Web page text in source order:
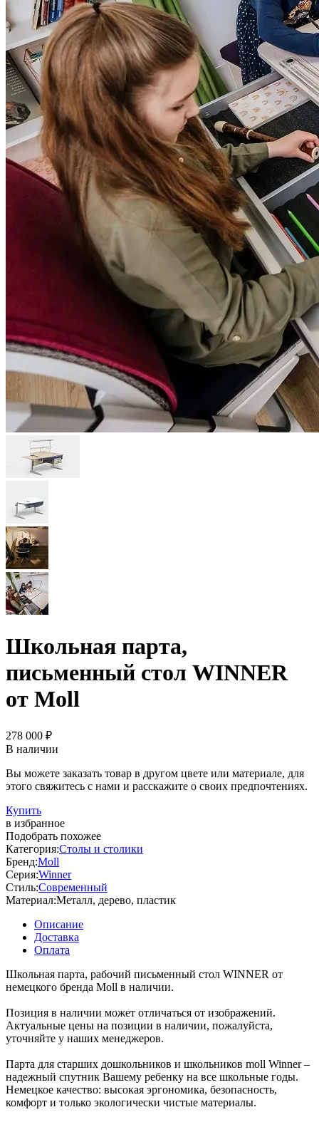
Школьная парта,
письменный стол WINNER
от Moll
278 000 ₽
В наличии
Вы можете заказать товар в другом цвете или материале, для
этого свяжитесь с нами и расскажите о своих предпочтениях.
Купить
в избранное
Подобрать похожее
Категория:Столы и столики
Бренд:Moll
Серия:Winner
Стиль:Современный
Материал:Металл, дерево, пластик
Описание
Доставка
Оплата
Школьная парта, рабочий письменный стол WINNER от
немецкого бренда Moll в наличии.
Позиция в наличии может отличаться от изображений.
Актуальные цены на позиции в наличии, пожалуйста,
уточняйте у наших менеджеров.
Парта для старших дошкольников и школьников moll Winner –
надежный спутник Вашему ребенку на все школьные годы.
Немецкое качество: высокая эргономика, безопасность,
комфорт и только экологически чистые материалы.